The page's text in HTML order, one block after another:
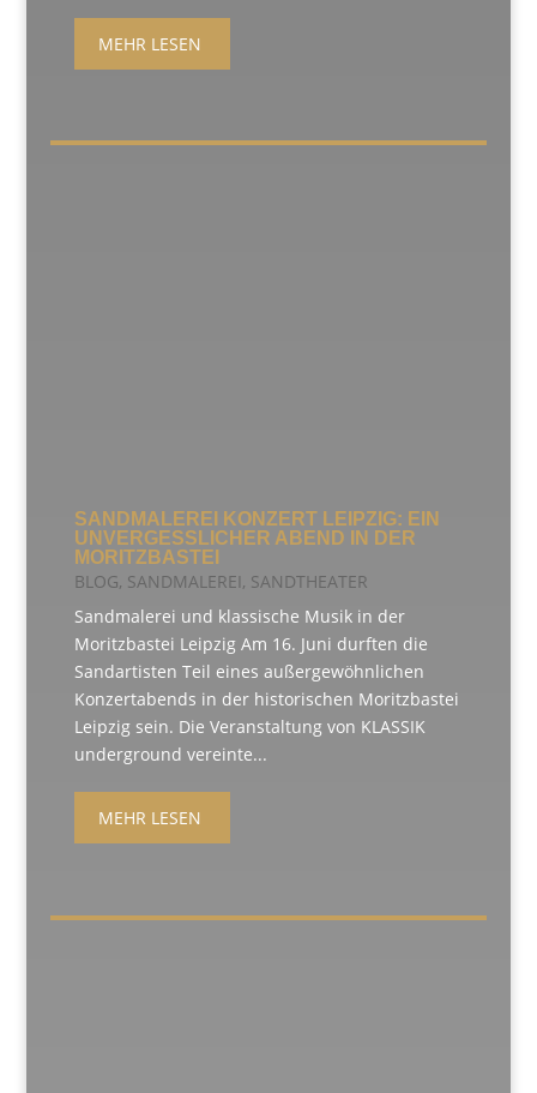
MEHR LESEN
SANDMALEREI KONZERT LEIPZIG: EIN
UNVERGESSLICHER ABEND IN DER
MORITZBASTEI
BLOG, SANDMALEREI, SANDTHEATER
Sandmalerei und klassische Musik in der
Moritzbastei Leipzig Am 16. Juni durften die
Sandartisten Teil eines außergewöhnlichen
Konzertabends in der historischen Moritzbastei
Leipzig sein. Die Veranstaltung von KLASSIK
underground vereinte...
MEHR LESEN